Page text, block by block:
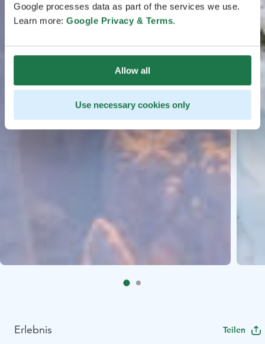
Google processes data as part of the services we use.
Learn more: Google Privacy & Terms.
Allow all
Use necessary cookies only
Erlebnis Teilen